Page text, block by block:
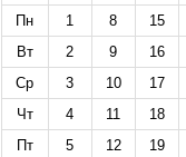
Пн
1 8
15
Вт
2 9
16
Ср
3 10
17
Чт
4 11
18
Пт
5 12
19